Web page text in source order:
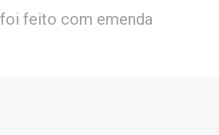
feito com emenda